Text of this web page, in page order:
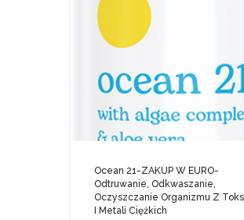
Ocean 21-ZAKUP W EURO-
Odtruwanie, Odkwaszanie,
Oczyszczanie Organizmu Z
I Metali Ciężkich